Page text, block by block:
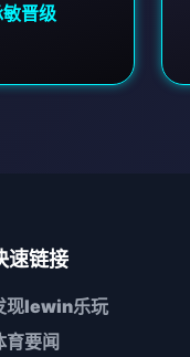
晋级
速链接
现lewin乐玩
育要闻